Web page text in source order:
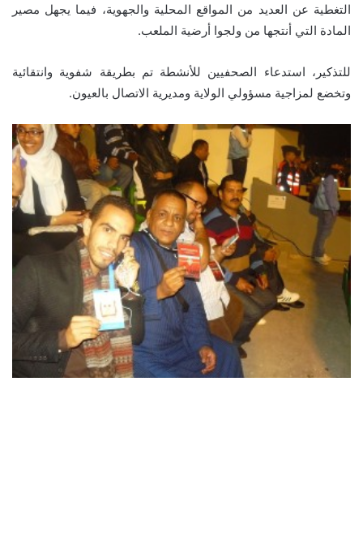
التغطية عن العديد من المواقع المحلية والجهوية، فيما يجهل مصير
المادة التي أنتجها من ولجوا أرضية الملعب.
للتذكير، استدعاء الصحفيين للأنشطة تم بطريقة شفوية وانتقائية
وتخضع لمزاجية مسؤولي الولاية ومديرية الاتصال بالعيون.